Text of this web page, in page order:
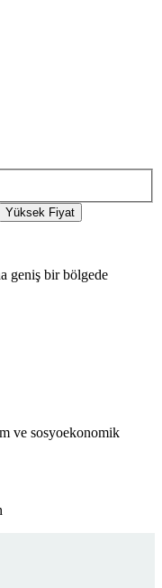
Yüksek Fiyat
geniş bir bölgede
ve sosyoekonomik